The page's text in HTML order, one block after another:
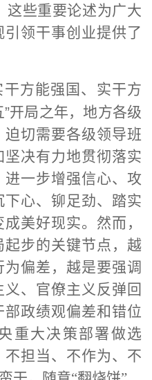
这些重要论述为广大
领干事创业提供了
方能强国、实干方
”开局之年，地方各级
切需要各级领导班
决有力地贯彻落实
一步增强信心、攻
心、铆足劲、踏实
美好现实。然而，
步的关键节点，越
偏差，越是要强调
、官僚主义反弹回
政绩观偏差和错位
重大决策部署做选
担当、不作为、不